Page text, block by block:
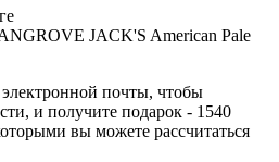
JACK'S American Pale
почты, чтобы
и получите подарок - 1540
вы можете рассчитаться